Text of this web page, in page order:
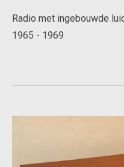
Radio met ingebouwde
1965 - 1969